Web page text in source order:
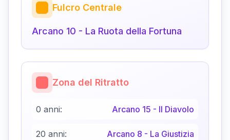
Fulcro Centrale
Arcano 10 - La Ruota della Fortuna
Zona del Ritratto
0 anni: Arcano 15 - Il Diavolo
20 anni: Arcano 8 - La Giustizia